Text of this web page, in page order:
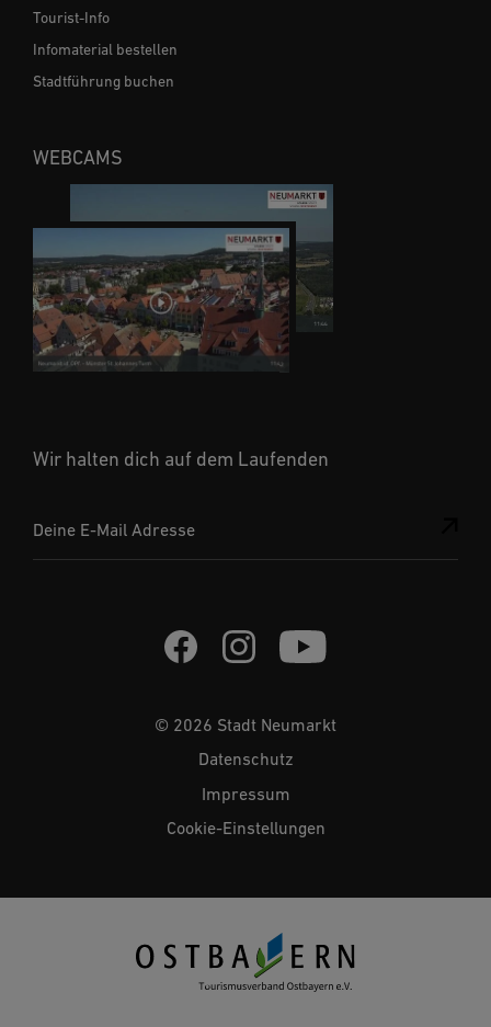
Wir halten dich auf dem Laufenden
Deine E-Mail Adresse
Tourist-Info
Infomaterial bestellen
Stadtführung buchen
WEBCAMS
© 2026 Stadt Neumarkt
Datenschutz
Impressum
Cookie-Einstellungen